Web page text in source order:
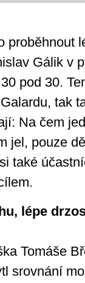
proběhnout
Gálik v
pod 30.
tak
Na čem
jel, pouze
také
lépe
Tomáše
srovnání